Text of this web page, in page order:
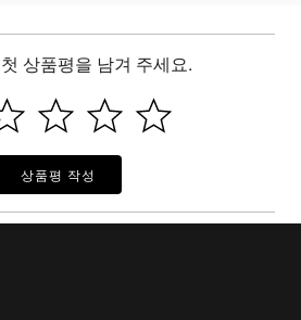
상품평을 남겨 주세요.
상품평 작성